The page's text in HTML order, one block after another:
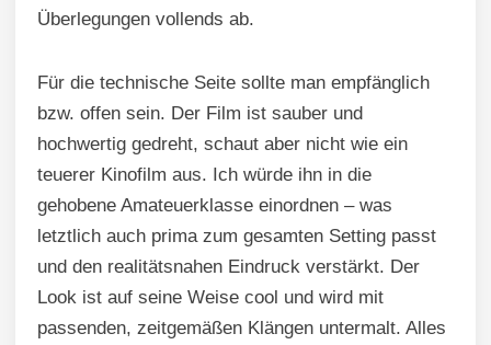
Überlegungen vollends ab.
Für die technische Seite sollte man empfänglich
bzw. offen sein. Der Film ist sauber und
hochwertig gedreht, schaut aber nicht wie ein
teuerer Kinofilm aus. Ich würde ihn in die
gehobene Amateuerklasse einordnen – was
letztlich auch prima zum gesamten Setting passt
und den realitätsnahen Eindruck verstärkt. Der
Look ist auf seine Weise cool und wird mit
passenden, zeitgemäßen Klängen untermalt. Alles